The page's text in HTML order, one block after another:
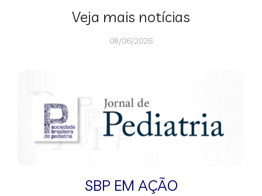
Veja mais notícias
08/06/2026
SBP EM AÇÃO